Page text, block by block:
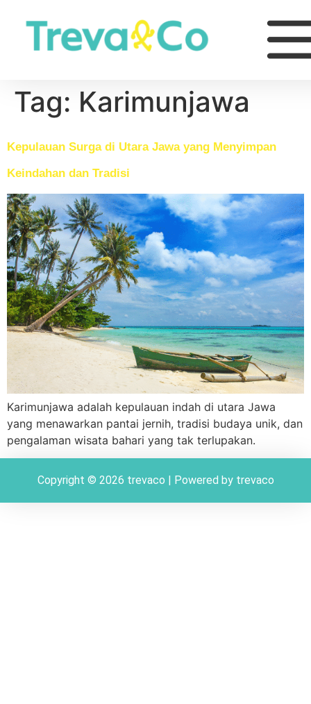
Tag: Karimunjawa
Kepulauan Surga di Utara Jawa yang Menyimpan
Keindahan dan Tradisi
Karimunjawa adalah kepulauan indah di utara Jawa
yang menawarkan pantai jernih, tradisi budaya unik, dan
pengalaman wisata bahari yang tak terlupakan.
Copyright © 2026 trevaco | Powered by trevaco